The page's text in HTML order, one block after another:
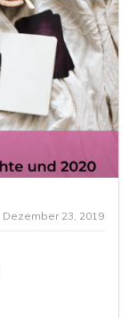
Dezember 23, 2019